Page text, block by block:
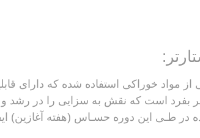
مواد خوراکی استفاده شده که دارای
بفرد است که نقش به سزایی را در
در طـی این دوره حسـاس (هفته آغازین)